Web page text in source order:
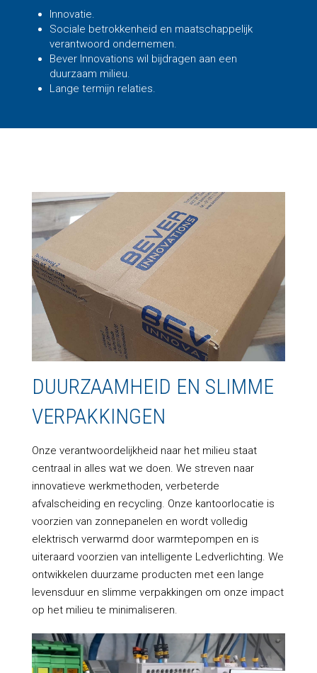
Innovatie.
Sociale betrokkenheid en maatschappelijk
verantwoord ondernemen.
Bever Innovations wil bijdragen aan een
duurzaam milieu.
Lange termijn relaties.
DUURZAAMHEID EN SLIMME
VERPAKKINGEN
Onze verantwoordelijkheid naar het milieu staat
centraal in alles wat we doen. We streven naar
innovatieve werkmethoden, verbeterde
afvalscheiding en recycling. Onze kantoorlocatie is
voorzien van zonnepanelen en wordt volledig
elektrisch verwarmd door warmtepompen en is
uiteraard voorzien van intelligente Ledverlichting. We
ontwikkelen duurzame producten met een lange
levensduur en slimme verpakkingen om onze impact
op het milieu te minimaliseren.